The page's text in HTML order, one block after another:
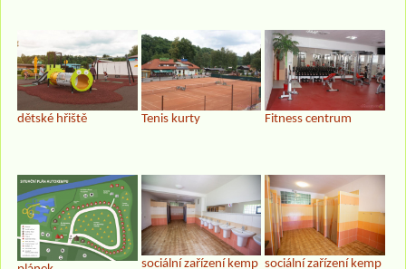
dětské hřiště Tenis kurty Fitness centrum
sociální zařízení kemp sociální zařízení kemp